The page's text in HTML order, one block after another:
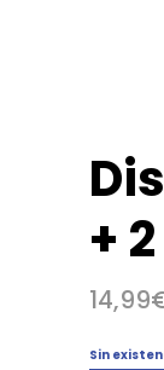
+
14,99
Sin